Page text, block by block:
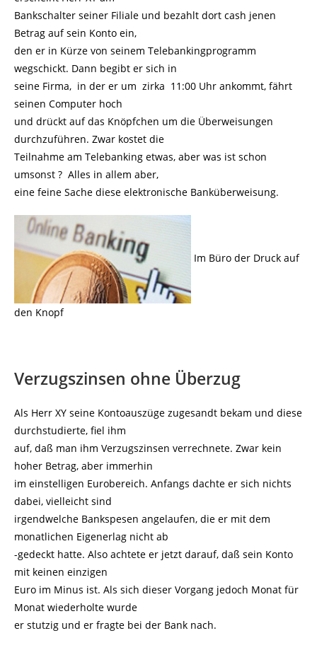
Bankschalter seiner Filiale und bezahlt dort cash jenen
Betrag auf sein Konto ein,
den er in Kürze von seinem Telebankingprogramm
wegschickt. Dann begibt er sich in
seine Firma, in der er um zirka 11:00 Uhr ankommt, fährt
seinen Computer hoch
und drückt auf das Knöpfchen um die Überweisungen
durchzuführen. Zwar kostet die
Teilnahme am Telebanking etwas, aber was ist schon
umsonst ? Alles in allem aber,
eine feine Sache diese elektronische Banküberweisung.
Im Büro der Druck auf
den Knopf
Verzugszinsen ohne Überzug
Als Herr XY seine Kontoauszüge zugesandt bekam und diese
durchstudierte, fiel ihm
auf, daß man ihm Verzugszinsen verrechnete. Zwar kein
hoher Betrag, aber immerhin
im einstelligen Eurobereich. Anfangs dachte er sich nichts
dabei, vielleicht sind
irgendwelche Bankspesen angelaufen, die er mit dem
monatlichen Eigenerlag nicht ab
-gedeckt hatte. Also achtete er jetzt darauf, daß sein Konto
mit keinen einzigen
Euro im Minus ist. Als sich dieser Vorgang jedoch Monat für
Monat wiederholte wurde
er stutzig und er fragte bei der Bank nach.